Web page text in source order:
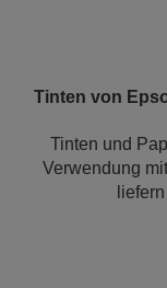
Tinten von
Tinten und
Verwendung